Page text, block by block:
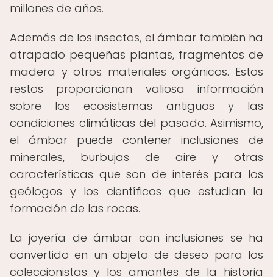
millones de años.
Además de los insectos, el ámbar también ha
atrapado pequeñas plantas, fragmentos de
madera y otros materiales orgánicos. Estos
restos proporcionan valiosa información
sobre los ecosistemas antiguos y las
condiciones climáticas del pasado. Asimismo,
el ámbar puede contener inclusiones de
minerales, burbujas de aire y otras
características que son de interés para los
geólogos y los científicos que estudian la
formación de las rocas.
La joyería de ámbar con inclusiones se ha
convertido en un objeto de deseo para los
coleccionistas y los amantes de la historia